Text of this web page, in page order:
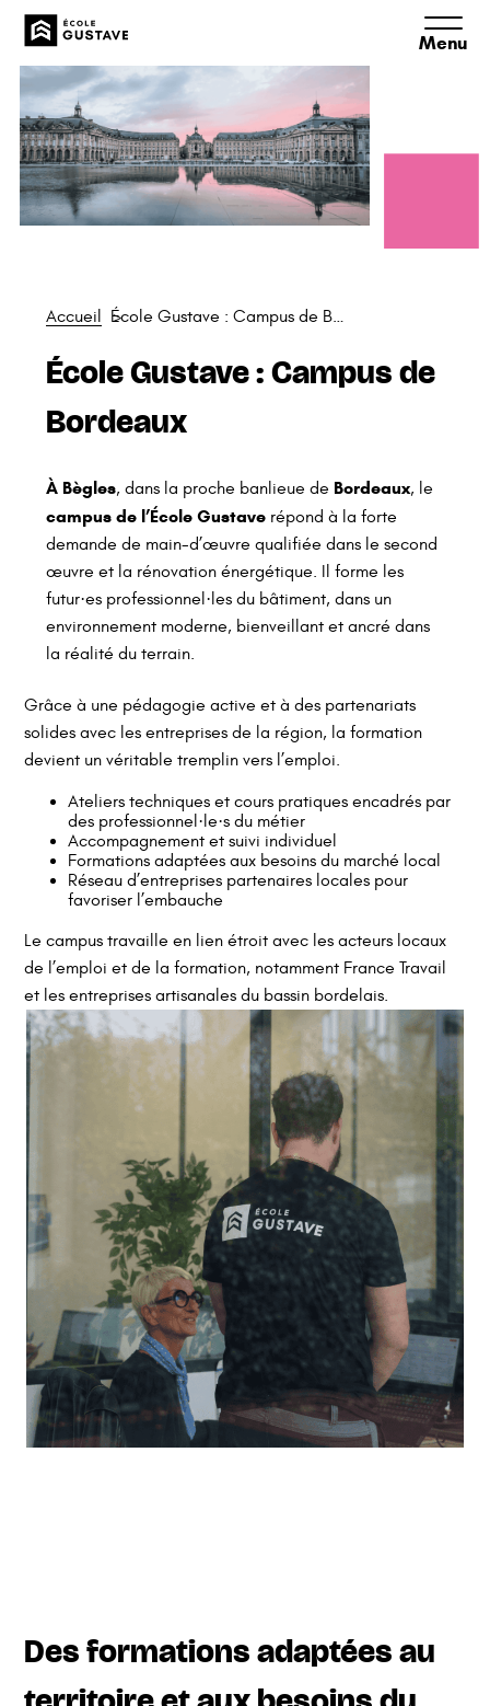
navigation
principale
contenu
pied
Accueil École Gustave : Campus de Bordeaux
École Gustave : Campus de
Bordeaux
À Bègles, dans la proche banlieue de Bordeaux, le
campus de l’École Gustave répond à la forte
demande de main-d’œuvre qualifiée dans le second
œuvre et la rénovation énergétique. Il forme les
futur·es professionnel·les du bâtiment, dans un
environnement moderne, bienveillant et ancré dans
la réalité du terrain.
Un campus dynamique au
service de l’emploi local
campus de Bordeaux
Grâce à une pédagogie active et à des partenariats
solides avec les entreprises de la région, la formation
devient un véritable tremplin vers l’emploi.
Ateliers techniques et cours pratiques encadrés par
des professionnel·le·s du métier
Accompagnement et suivi individuel
Formations adaptées aux besoins du marché local
Réseau d’entreprises partenaires locales pour
favoriser l’embauche
Le campus travaille en lien étroit avec les acteurs locaux
de l’emploi et de la formation, notamment France Travail
et les entreprises artisanales du bassin bordelais.
Des formations adaptées au